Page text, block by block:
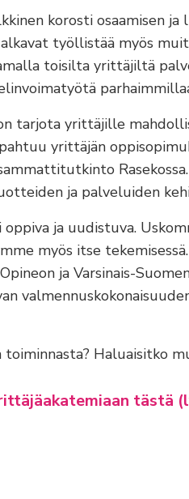
korosti osaamisen
työllistää myös
toisilta yrittäjiltä
tarjota yrittäjille
yrittäjän
ja palveluiden
ja uudistuva.
myös itse
ja Varsinais-
Haluaisitko
tästä